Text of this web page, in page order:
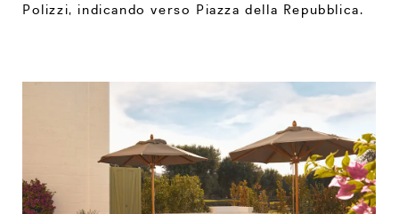
Polizzi, indicando verso Piazza della Repubblica.